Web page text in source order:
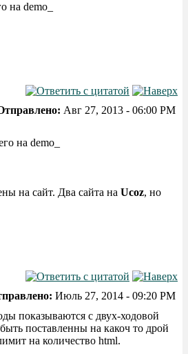
на demo_
Авг 27, 2013 - 06:00 PM
на demo_
на сайт. Два сайта на Ucoz, но
Июль 27, 2014 - 09:20 PM
показываются с двух-ходовой
поставленны на какоч то дрой
на количество html.